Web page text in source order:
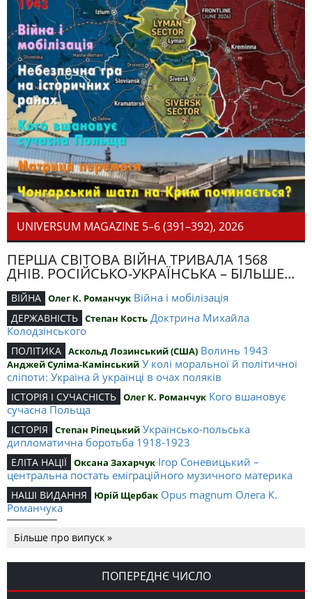
UNIVERSUM MAGAZINE 5–6 (391–392), 2026
ПЕРША СВІТОВА ВІЙНА ТРИВАЛА 1568
ДНІВ. РОСІЙСЬКО-УКРАЇНСЬКА – БІЛЬШЕ...
ВІЙНА Олег К. Романчук Війна і мобілізація
ДЕРЖАВНІСТЬ Степан Кость Доктрина Михайла
Колодзінського
ПОЛІТИКА Аскольд Лозинський (США) Волинь 1943
Анджей Суліма-Камінський У колі моральної й політичної
сліпоти: Україна й українці в очах поляків
ІСТОРІЯ І СУЧАСНІСТЬ Олег К. Романчук Кого вшановує
сучасна Польща
ІСТОРІЯ Степан Ріпецький Українсько-польська
дипломатична боротьба 1918-1923
ЕЛІТА НАЦІЇ Оксана Захарчук Ігор Соневицький –
центральна постать еміграційного музичного материка
НАШІ ВИДАННЯ Юрій Щербак Opus magnum Олега К.
Романчука
Романчука
СЛОВО РЕДАКЦІЙНЕ Олег К. Романчук Журавель і синиця
як уособлення української політстратегії й тактики
Більше про випуск »
ПОПЕРЕДНЄ ЧИСЛО